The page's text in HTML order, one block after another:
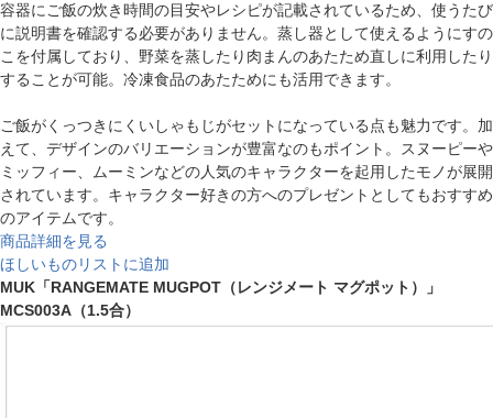
容器にご飯の炊き時間の目安やレシピが記載されているため、使うたび
に説明書を確認する必要がありません。蒸し器として使えるようにすの
こを付属しており、野菜を蒸したり肉まんのあたため直しに利用したり
することが可能。冷凍食品のあたためにも活用できます。
ご飯がくっつきにくいしゃもじがセットになっている点も魅力です。加
えて、デザインのバリエーションが豊富なのもポイント。スヌーピーや
ミッフィー、ムーミンなどの人気のキャラクターを起用したモノが展開
されています。キャラクター好きの方へのプレゼントとしてもおすすめ
のアイテムです。
商品詳細を見る
ほしいものリストに追加
MUK「RANGEMATE MUGPOT（レンジメート マグポット）」
MCS003A（1.5合）